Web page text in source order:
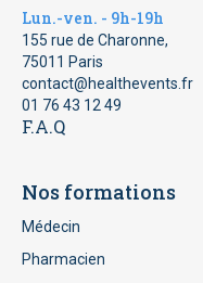
Lun.-ven. - 9h-19h
155 rue de Charonne,
75011 Paris
contact@healthevents.fr
01 76 43 12 49
F.A.Q
Nos formations
Médecin
Pharmacien